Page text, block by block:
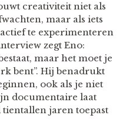
creativiteit niet als
maar als iets
te experimenteren
zegt Eno:
maar het moet je
bent”​. Hij benadrukt
ook als je niet
documentaire laat
jaren toepast